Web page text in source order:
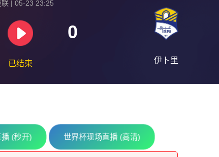
联 | 05-23 23:25
0
已结束 伊卜里
(秒开) 世界杯现场直播 (高清)
巴什石油工人